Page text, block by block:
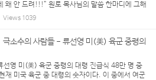
왜 안 드려!!!” 원로 목사님의 말씀 한마디에 그해
보내고 있던 우리 가정은 ‘그래, 시작해 보자’ 다짐
리기 시작했...
Views 1039
극소수의 사람들 - 류선영 미(美) 육군 중령의
선영 미(美) 육군 중령의 대령 진급식 48만 명 중
미국 육군 중 대령의 숫자이다. 이 중에서 여군